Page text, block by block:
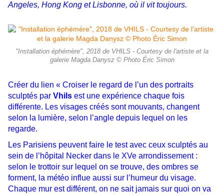
Angeles, Hong Kong et Lisbonne, où il vit toujours.
"Installation éphémère", 2018 de VHILS - Courtesy de l'artiste et la
galerie Magda Danysz © Photo Éric Simon
Créer du lien « Croiser le regard de l’un des portraits
sculptés par Vhils est une expérience chaque fois
différente. Les visages créés sont mouvants, changent
selon la lumière, selon l’angle depuis lequel on les
regarde.
Les Parisiens peuvent faire le test avec ceux sculptés au
sein de l’hôpital Necker dans le XVe arrondissement :
selon le trottoir sur lequel on se trouve, des ombres se
forment, la météo influe aussi sur l’humeur du visage.
Chaque mur est différent, on ne sait jamais sur quoi on va